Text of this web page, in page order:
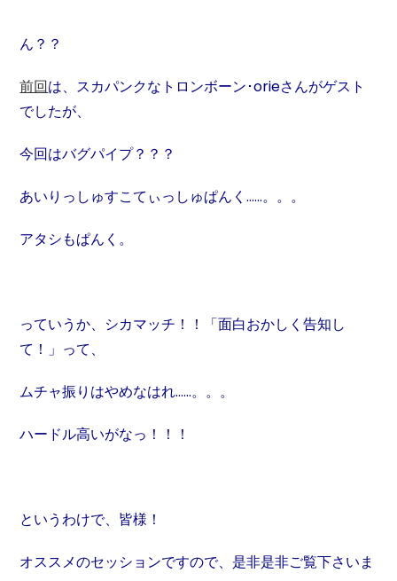
ん？？
前回は、スカパンクなトロンボーン･orieさんがゲスト
でしたが、
今回はバグパイプ？？？
あいりっしゅすこてぃっしゅぱんく……。。。
アタシもぱんく。
っていうか、シカマッチ！！「面白おかしく告知し
て！」って、
ムチャ振りはやめなはれ……。。。
ハードル高いがなっ！！！
というわけで、皆様！
オススメのセッションですので、是非是非ご覧下さいま